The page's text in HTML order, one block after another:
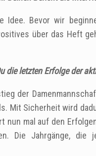
Bevor wir
über das Heft
die letzten Erfolge der
der
Mit Sicherheit wird
nun mal auf den
Die Jahrgänge,